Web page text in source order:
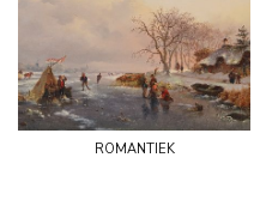
romantiek